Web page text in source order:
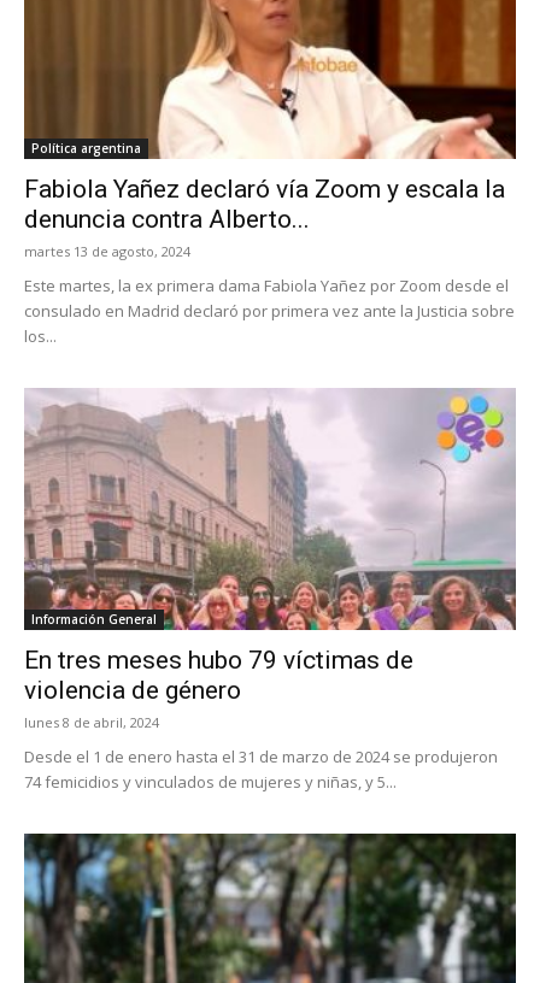
Política argentina
Fabiola Yañez declaró vía Zoom y escala la
denuncia contra Alberto...
martes 13 de agosto, 2024
Este martes, la ex primera dama Fabiola Yañez por Zoom desde el
consulado en Madrid declaró por primera vez ante la Justicia sobre
los...
Información General
En tres meses hubo 79 víctimas de
violencia de género
lunes 8 de abril, 2024
Desde el 1 de enero hasta el 31 de marzo de 2024 se produjeron
74 femicidios y vinculados de mujeres y niñas, y 5...